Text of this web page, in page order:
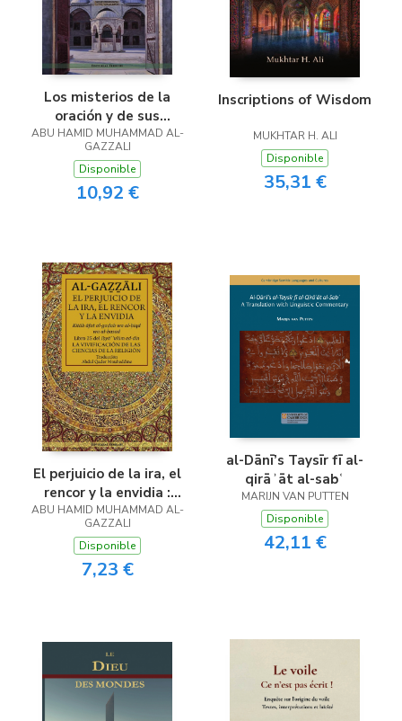
Los misterios de la
oración y de sus
aspectos esenciales
ABU HAMID MUHAMMAD AL-
GAZZALI
Disponible
10,92 €
Inscriptions of Wisdom
MUKHTAR H. ALI
Disponible
35,31 €
El perjuicio de la ira, el
rencor y la envidia :
libro 25
ABU HAMID MUHAMMAD AL-
GAZZALI
Disponible
7,23 €
al-Dānī’s Taysīr fī al-
qirāʾāt al-sabʿ
MARIJN VAN PUTTEN
Disponible
42,11 €